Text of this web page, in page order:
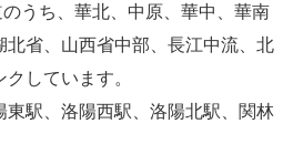
うち、華北、中原、華中、華南
北省、山西省中部、長江中流、北
しています。
東駅、洛陽西駅、洛陽北駅、関林